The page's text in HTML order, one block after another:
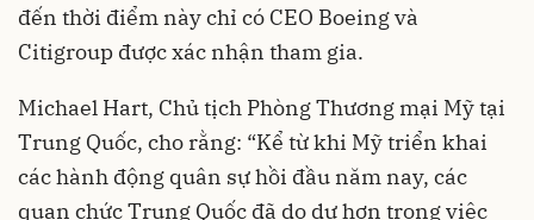
đến thời điểm này chỉ có CEO Boeing và
Citigroup được xác nhận tham gia.
Michael Hart, Chủ tịch Phòng Thương mại Mỹ tại
Trung Quốc, cho rằng: “Kể từ khi Mỹ triển khai
các hành động quân sự hồi đầu năm nay, các
quan chức Trung Quốc đã do dự hơn trong việc